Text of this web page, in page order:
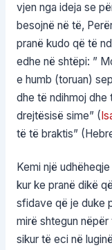
vjen nga ideja se
besojnë në të,
pranë kudo që të
edhe në shtëpi: ”
e humb (toruan)
dhe të ndihmoj dhe
drejtësisë sime” (
të të braktis”
Kemi një
kur ke pranë dikë
sfidave që je duke
mirë shtegun
sikur të eci në